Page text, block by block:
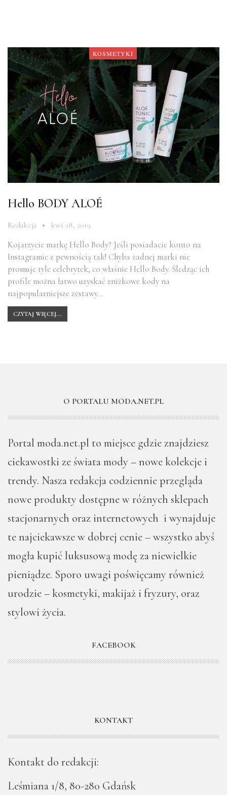
KOSMETYKI
Hello BODY ALOÉ
Redakcja kwi 18, 2019
Kojarzycie markę Hello Body? Jeśli posiadacie konto na
Instagramie z pewnością tak! Chyba żadnej marki nie
promuje tyle celebrytek, co właśnie Hello Body. Śledząc ich
profile można łatwo uzyskać zniżkowe kody na
najpopularniejsze zestawy…
CZYTAJ WIĘCEJ...
O PORTALU MODA.NET.PL
Portal moda.net.pl to miejsce gdzie znajdziesz
ciekawostki ze świata mody – nowe kolekcje i
trendy. Nasza redakcja codziennie przegląda
nowe produkty dostępne w różnych sklepach
stacjonarnych oraz internetowych i wynajduje
te najciekawsze w dobrej cenie – wszystko abyś
mogła kupić luksusową modę za niewielkie
pieniądze. Sporo uwagi poświęcamy również
urodzie – kosmetyki, makijaż i fryzury, oraz
stylowi życia.
FACEBOOK
KONTAKT
Kontakt do redakcji:
Leśmiana 1/8, 80-280 Gdańsk